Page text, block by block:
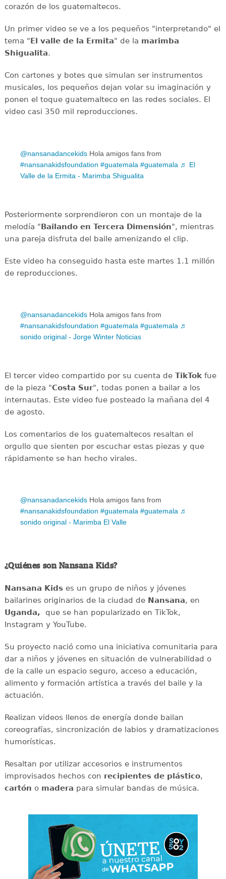
corazón de los guatemaltecos.
Un primer video se ve a los pequeños "interpretando" el
tema " El valle de la Ermita" de la marimba
Shigualita.
Con cartones y botes que simulan ser instrumentos
musicales, los pequeños dejan volar su imaginación y
ponen el toque guatemalteco en las redes sociales. El
video casi 350 mil reproducciones.
@nansanadancekids Hola amigos fans from
#nansanakidsfoundation #guatemala #guatemala ♬ El
Valle de la Ermita - Marimba Shigualita
Posteriormente sorprendieron con un montaje de la
melodía "Bailando en Tercera Dimensión", mientras
una pareja disfruta del baile amenizando el clip.
Este video ha conseguido hasta este martes 1.1 millón
de reproducciones.
@nansanadancekids Hola amigos fans from
#nansanakidsfoundation #guatemala #guatemala ♬
sonido original - Jorge Winter Noticias
El tercer video compartido por su cuenta de TikTokfue
de la pieza "Costa Sur", todas ponen a bailar a los
internautas. Este video fue posteado la mañana del 4
de agosto.
Los comentarios de los guatemaltecos resaltan el
orgullo que sienten por escuchar estas piezas y que
rápidamente se han hecho virales.
@nansanadancekids Hola amigos fans from
#nansanakidsfoundation #guatemala #guatemala ♬
sonido original - Marimba El Valle
¿Quiénes son Nansana Kids?
Nansana Kidses un grupo de niños y jóvenes
bailarines originarios de la ciudad de Nansana, en
Uganda, que se han popularizado en TikTok,
Instagram y YouTube.
Su proyecto nació como una iniciativa comunitaria para
dar a niños y jóvenes en situación de vulnerabilidad o
de la calle un espacio seguro, acceso a educación,
alimento y formación artística a través del baile y la
actuación.
Realizan videos llenos de energía donde bailan
coreografías, sincronización de labios y dramatizaciones
humorísticas.
Resaltan por utilizar accesorios e instrumentos
improvisados hechos con recipientes de plástico,
cartón o madera para simular bandas de música.